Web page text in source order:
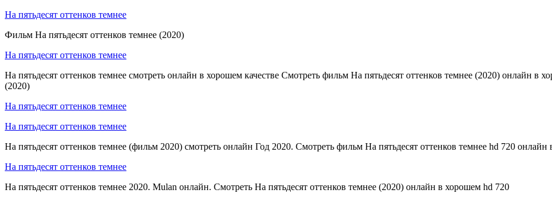
На пятьдесят оттенков темнее
Фильм На пятьдесят оттенков темнее (2020)
На пятьдесят оттенков темнее
На пятьдесят оттенков темнее смотреть онлайн в хорошем качестве Смотреть фильм На пятьдесят оттенков темнее (2020) онлайн в
(2020)
На пятьдесят оттенков темнее
На пятьдесят оттенков темнее
На пятьдесят оттенков темнее (фильм 2020) смотреть онлайн Год 2020. Смотреть фильм На пятьдесят оттенков темнее hd 720 онлайн
На пятьдесят оттенков темнее
На пятьдесят оттенков темнее 2020. Mulan онлайн. Смотреть На пятьдесят оттенков темнее (2020) онлайн в хорошем hd 720